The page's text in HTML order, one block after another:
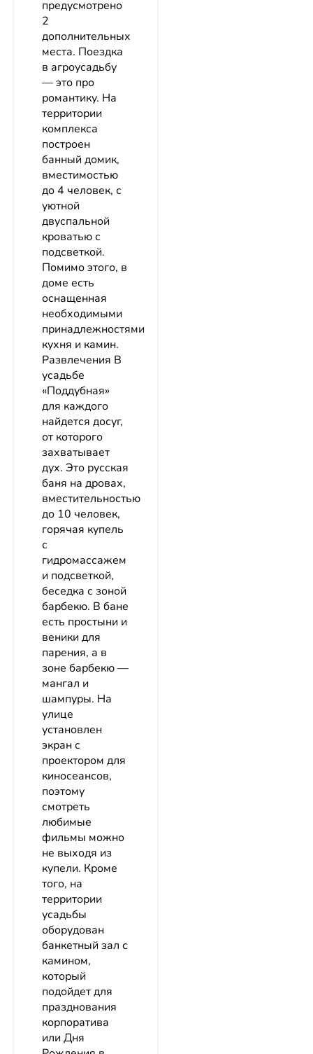
предусмотрено
2
дополнительных
места. Поездка
в агроусадьбу
— это про
романтику. На
территории
комплекса
построен
банный домик,
вместимостью
до 4 человек, с
уютной
двуспальной
кроватью с
подсветкой.
Помимо этого, в
доме есть
оснащенная
необходимыми
принадлежностями
кухня и камин.
Развлечения В
усадьбе
«Поддубная»
для каждого
найдется досуг,
от которого
захватывает
дух. Это русская
баня на дровах,
вместительностью
до 10 человек,
горячая купель
с
гидромассажем
и подсветкой,
беседка с зоной
барбекю. В бане
есть простыни и
веники для
парения, а в
зоне барбекю —
мангал и
шампуры. На
улице
установлен
экран с
проектором для
киносеансов,
поэтому
смотреть
любимые
фильмы можно
не выходя из
купели. Кроме
того, на
территории
усадьбы
оборудован
банкетный зал с
камином,
который
подойдет для
празднования
корпоратива
или Дня